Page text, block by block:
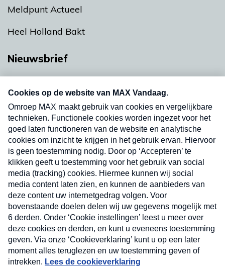
Meldpunt Actueel
Heel Holland Bakt
Nieuwsbrief
nieuwsbrief. Elke vrijdag- en dinsdagochtend in
uw mailbox.
Verzend
Nieuwsbrief
Neem hier een gratis abonnement op onze
nieuwsbrief. Elke vrijdag- en dinsdagochtend in uw